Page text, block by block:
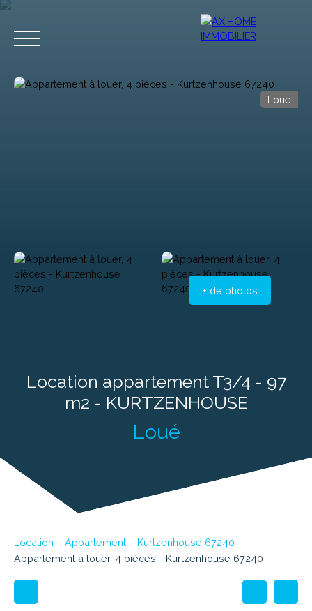
Loué
+ de photos
Location appartement T3/4 - 97
m2 - KURTZENHOUSE
Loué
Location Appartement
Kurtzenhouse 67240
Appartement à louer, 4 pièces - Kurtzenhouse 67240